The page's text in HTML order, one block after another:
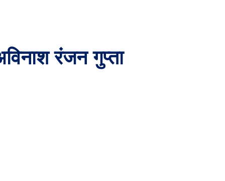
रंजन गुप्ता